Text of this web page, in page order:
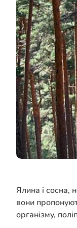
Ялина і сосна,
вони
організму,